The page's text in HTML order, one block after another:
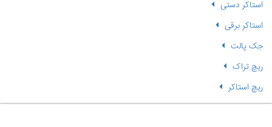
استاکر دستی
استاکر برقی
جک پالت
ریچ تراک
ریچ استاکر